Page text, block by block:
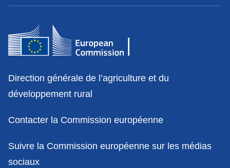
Contact
Direction générale de l’agriculture et du
développement rural
Contacter la Commission européenne
Suivre la Commission européenne sur les médias
sociaux